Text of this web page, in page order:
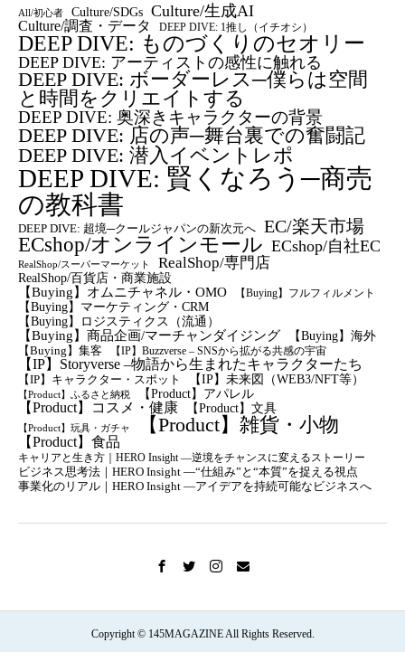
All/初心者 Culture/SDGs Culture/生成AI
Culture/調査・データ DEEP DIVE: 1推し（イチオシ）
DEEP DIVE: ものづくりのセオリー
DEEP DIVE: アーティストの感性に触れる
DEEP DIVE: ボーダーレス─僕らは空間
と時間をクリエイトする
DEEP DIVE: 奥深きキャラクターの背景
DEEP DIVE: 店の声─舞台裏での奮闘記
DEEP DIVE: 潜入イベントレポ
DEEP DIVE: 賢くなろう─商売
の教科書
DEEP DIVE: 超境─クールジャパンの新次元へ EC/楽天市場
ECshop/オンラインモール ECshop/自社EC
RealShop/スーパーマーケット RealShop/専門店
RealShop/百貨店・商業施設
【Buying】オムニチャネル・OMO
【Buying】フルフィルメント
【Buying】マーケティング・CRM
【buying】ロジスティクス（流通）
【Buying】商品企画/マーチャンダイジング 【Buying】海外
【Buying】集客 【IP】Buzzverse – SNSから拡がる共感の宇宙
【IP】Storyverse –物語から生まれたキャラクターたち
【IP】キャラクター・スポット 【IP】未来図（WEB3/NFT等）
【Product】ふるさと納税 【Product】アパレル
【Product】コスメ・健康 【Product】文具
【Product】玩具・ガチャ 【Product】雑貨・小物
【Product】食品
キャリアと生き方｜HERO Insight —逆境をチャンスに変えるストーリー
ビジネス思考法｜HERO Insight —“仕組み”と“本質”を捉える視点
事業化のリアル｜HERO Insight —アイデアを持続可能なビジネスへ
Copyright © 145MAGAZINE All Rights Reserved.